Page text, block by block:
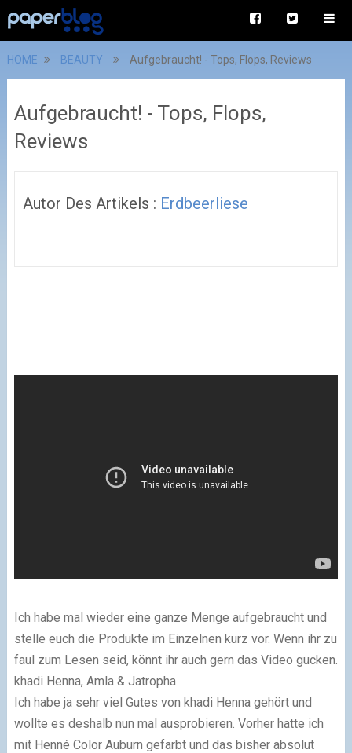
HOME BEAUTY Aufgebraucht! - Tops, Flops, Reviews
Aufgebraucht! - Tops, Flops,
Reviews
Autor Des Artikels : Erdbeerliese
Ich habe mal wieder eine ganze Menge aufgebraucht und
stelle euch die Produkte im Einzelnen kurz vor. Wenn ihr zu
faul zum Lesen seid, könnt ihr auch gern das Video gucken.
khadi Henna, Amla & Jatropha
Ich habe ja sehr viel Gutes von khadi Henna gehört und
wollte es deshalb nun mal ausprobieren. Vorher hatte ich
mit Henné Color Auburn gefärbt und das bisher absolut